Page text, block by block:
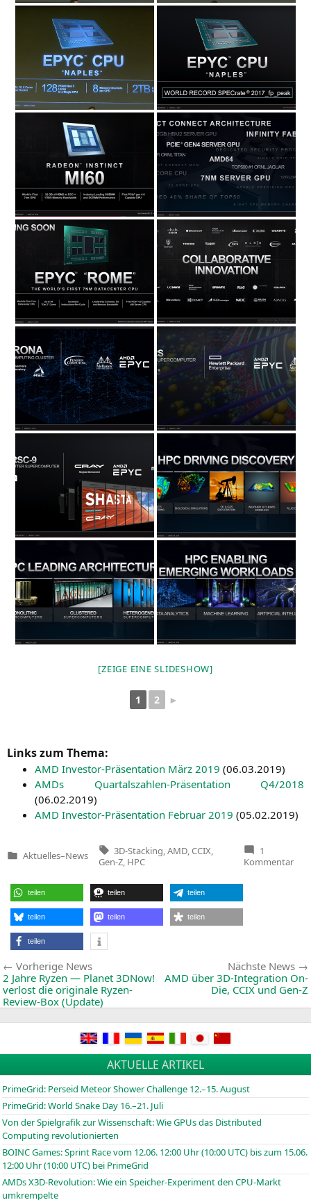
[ZEI­GE EINE SLIDESHOW]
1 2 ►
Links zum Thema:
AMD Inves­tor-Prä­sen­ta­ti­on März 2019 (06.03.2019)
AMDs Quar­tals­zah­len-Prä­sen­ta­ti­on Q4/2018
(06.02.2019)
AMD Inves­tor-Prä­sen­ta­ti­on Febru­ar 2019 (05.02.2019)
Veröffentlicht
Aktuelles–News
Tags:
3D-Stacking AMD CCIX
Gen-Z, HPC
1
Kommentarzu
teilen teilen teilen
teilen teilen teilen
teilen
Beitragsnavigation
Vorherige NewsVorherige
News:
2 Jahre Ryzen — Planet 3DNow!
verlost die originale Ryzen-
Review-Box (Update)
Nächste News
AMD über 3D-Integration On-
Die, CCIX und Gen‑Z
AKTUELLE ARTIKEL
PrimeGrid: Perseid Meteor Shower Challenge 12.–15. August
PrimeGrid: World Snake Day 16.–21. Juli
Von der Spielgrafik zur Wissenschaft: Wie GPUs das Distributed
Computing revolutionierten
BOINCGames: Sprint Race vom 12.06. 12:00 Uhr (10:00 UTC) bis zum 15.06.
12:00 Uhr (10:00 UTC) bei PrimeGrid
AMDs X3D-Revolution: Wie ein Speicher-Experiment den CPU-Markt
umkrempelte